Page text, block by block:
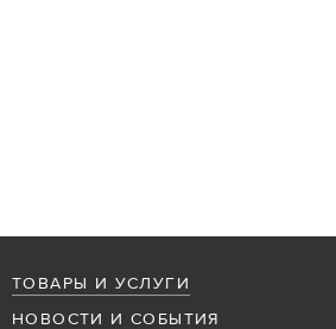
ТОВАРЫ И УСЛУГИ
НОВОСТИ И СОБЫТИЯ